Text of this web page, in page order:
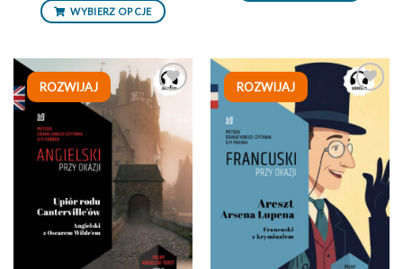
WYBIERZ OPCJE
ROZWIJAJ
Dodaj
listy
życzeń
ROZWIJAJ
Dodaj
życzeń